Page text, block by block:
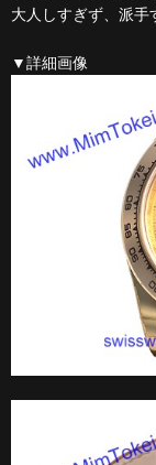
大人しすぎず、派手
▼詳細画像